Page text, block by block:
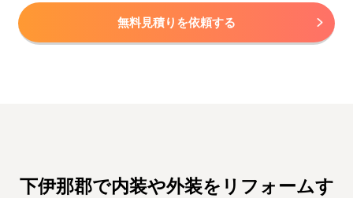
無料見積りを依頼する
下伊那郡で内装や外装をリフォームす